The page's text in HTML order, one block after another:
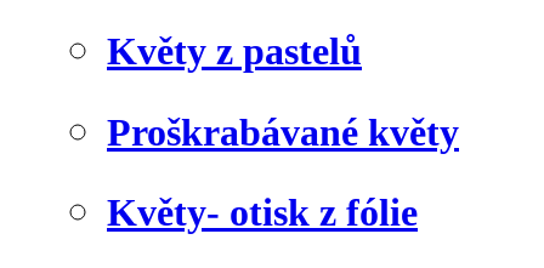
Květy z pastelů
Proškrabávané květy
Květy- otisk z fólie